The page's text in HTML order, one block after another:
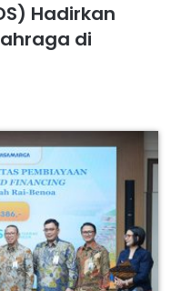
Hadirkan
di